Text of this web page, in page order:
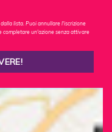
lista. Puoi annullare l'iscrizione
completare un'azione senza attivare